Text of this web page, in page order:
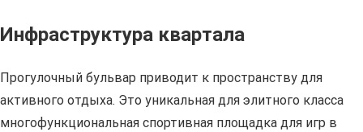
Инфраструктура квартала
Прогулочный бульвар приводит к пространству для
активного отдыха. Это уникальная для элитного класса
многофункциональная спортивная площадка для игр в